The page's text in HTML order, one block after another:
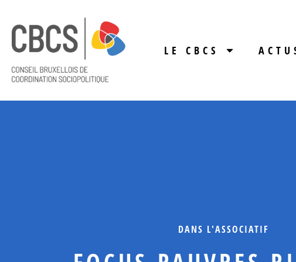
LE CBCS
DANS L'ASSOCIATIF